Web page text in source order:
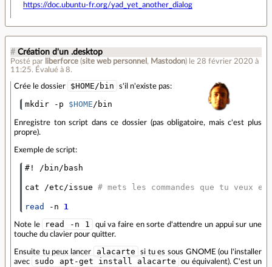
https://doc.ubuntu-fr.org/yad_yet_another_dialog
# Création d'un .desktop
Posté par liberforce (site web personnel , Mastodon) le 28 février 2020 à
11:25. Évalué à 8.
Crée le dossier $HOME/bin s'il n'existe pas:
mkdir -p $HOME/bin
Enregistre ton script dans ce dossier (pas obligatoire, mais c'est plus
propre).
Exemple de script:
#! /bin/bash
cat /etc/issue # mets les commandes que tu veux
read -n 1
Note le read -n 1
qui va faire en sorte d'attendre un appui sur une
touche du clavier pour quitter.
Ensuite tu peux lancer alacarte
si tu es sous GNOME (ou l'installer
avec
sudo apt-get install alacarte
ou équivalent). C'est un